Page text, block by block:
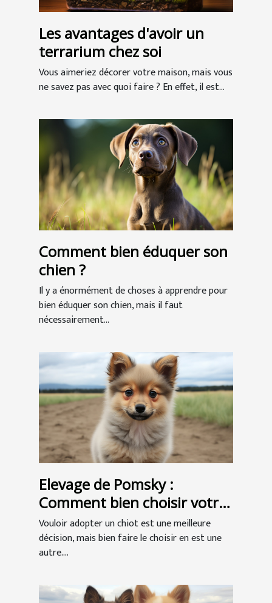
Les avantages d'avoir un
terrarium chez soi
Vous aimeriez décorer votre maison, mais vous
ne savez pas avec quoi faire ? En effet, il est...
Comment bien éduquer son
chien ?
Il y a énormément de choses à apprendre pour
bien éduquer son chien, mais il faut
nécessairement...
Elevage de Pomsky :
Comment bien choisir votre
chiot
Vouloir adopter un chiot est une meilleure
décision, mais bien faire le choisir en est une
autre....